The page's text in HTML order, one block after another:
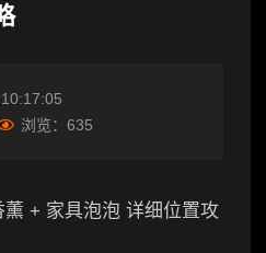
浏览： 635
+ 家具泡泡 详细位置攻